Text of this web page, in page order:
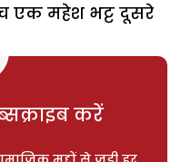
एक महेश भट्ट दूसरे
करें